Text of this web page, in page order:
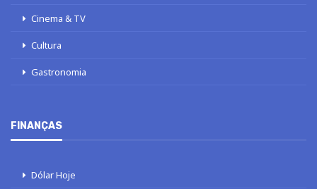
Cinema & TV
Cultura
Gastronomia
FINANÇAS
Dólar Hoje